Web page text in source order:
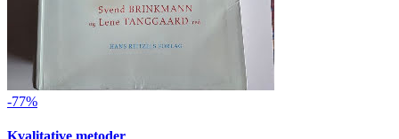
-77%
Kvalitative metoder